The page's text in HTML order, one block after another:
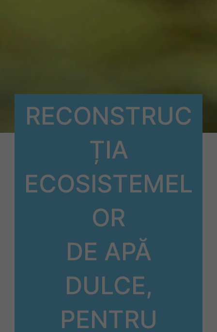
RECONSTRUC
ȚIA
ECOSISTEMEL
OR
DE APĂ
DULCE,
PENTRU